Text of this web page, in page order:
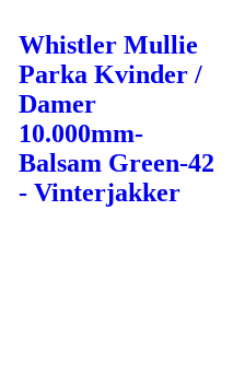
Whistler Mullie
Parka Kvinder /
Damer
10.000mm-
Balsam Green-42
- Vinterjakker